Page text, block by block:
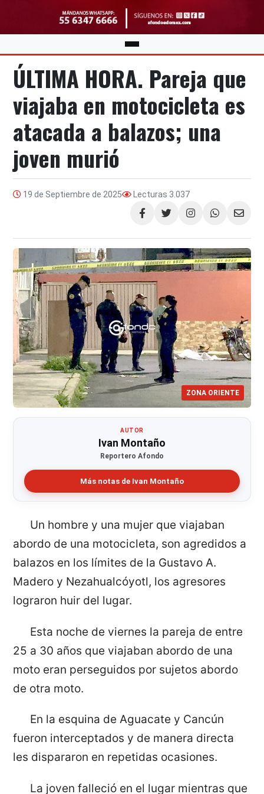
ÚLTIMA HORA. Pareja que
viajaba en motocicleta es
atacada a balazos; una
joven murió
19 de Septiembre de 2025 Lecturas 3.037
Compartir
ZONA ORIENTE
AUTOR
Ivan Montaño
Reportero Afondo
Más notas de Ivan Montaño
Un hombre y una mujer que viajaban
abordo de una motocicleta, son agredidos a
balazos en los límites de la Gustavo A.
Madero y Nezahualcóyotl, los agresores
lograron huir del lugar.
Esta noche de viernes la pareja de entre
25 a 30 años que viajaban abordo de una
moto eran perseguidos por sujetos abordo
de otra moto.
En la esquina de Aguacate y Cancún
fueron interceptados y de manera directa
les dispararon en repetidas ocasiones.
La joven falleció en el lugar mientras que